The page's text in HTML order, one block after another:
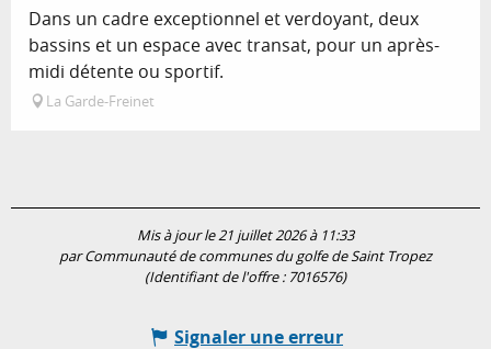
Dans un cadre exceptionnel et verdoyant, deux
bassins et un espace avec transat, pour un après-
midi détente ou sportif.
La Garde-Freinet
Mis à jour le 21 juillet 2026 à 11:33
par Communauté de communes du golfe de Saint Tropez
(Identifiant de l'offre : 7016576)
Signaler une erreur